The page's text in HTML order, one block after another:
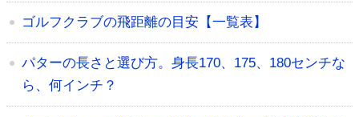
ゴルフクラブの飛距離の目安【一覧表】
パターの長さと選び方。身長170、175、180センチな
ら、何インチ？